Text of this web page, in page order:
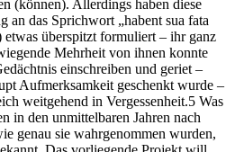
(können). Allerdings haben diese
an das Sprichwort „habent sua fata
überspitzt formuliert – ihr ganz
Mehrheit von ihnen konnte
einschreiben und geriet –
Aufmerksamkeit geschenkt wurde –
weitgehend in Vergessenheit.5 Was
in den unmittelbaren Jahren nach
genau sie wahrgenommen wurden,